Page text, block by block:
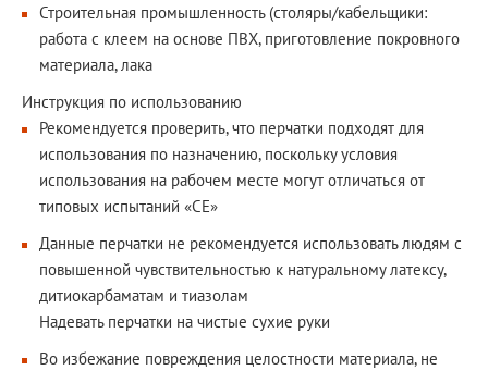
Строительная промышленность (столяры/кабельщики:
работа с клеем на основе ПВХ, приготовление покровного
материала, лака
Инструкция по использованию
Рекомендуется проверить, что перчатки подходят для
использования по назначению, поскольку условия
использования на рабочем месте могут отличаться от
типовых испытаний «CE»
Данные перчатки не рекомендуется использовать людям с
повышенной чувствительностью к натуральному латексу,
дитиокарбаматам и тиазолам
Надевать перчатки на чистые сухие руки
Во избежание повреждения целостности материала, не